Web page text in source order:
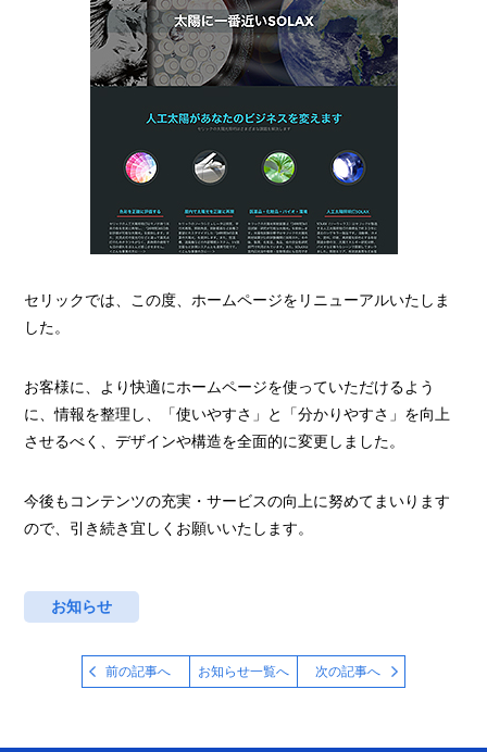
セリックでは、この度、ホームページをリニューアルいたしま
した。
お客様に、より快適にホームページを使っていただけるよう
に、情報を整理し、「使いやすさ」と「分かりやすさ」を向上
させるべく、デザインや構造を全面的に変更しました。
今後もコンテンツの充実・サービスの向上に努めてまいります
ので、引き続き宜しくお願いいたします。
お知らせ
前の記事へ お知らせ一覧へ 次の記事へ